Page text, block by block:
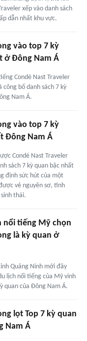
xếp vào danh sách
dẫn nhất khu vực.
vào top 7 kỳ
ở Đông Nam Á
Condé Nast Traveler
bố danh sách 7 kỳ
Nam Á.
vào top 7 kỳ
Đông Nam Á
Condé Nast Traveler
sách 7 kỳ quan bậc nhất
định sức hút của một
vẻ nguyên sơ, tĩnh
thái.
nổi tiếng Mỹ chọn
là kỳ quan ở
Quảng Ninh mới đây
lịch nổi tiếng của Mỹ vinh
quan của Đông Nam Á.
lọt Top 7 kỳ quan
Nam Á